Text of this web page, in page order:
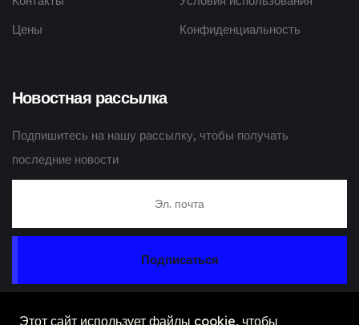
Этот сайт использует файлы cookie, чтобы
Цены
Конфиденциальность
Новостная рассылка
Подпишитесь на нашу рассылку, чтобы получать
последние новости
Подписаться